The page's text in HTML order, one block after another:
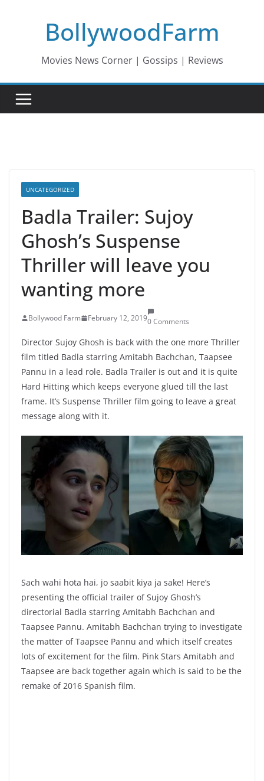
BollywoodFarm
Movies News Corner | Gossips | Reviews
UNCATEGORIZED
Badla Trailer: Sujoy
Ghosh’s Suspense
Thriller will leave you
wanting more
Bollywood Farm February 12, 20190 Comments
Director Sujoy Ghosh is back with the one more Thriller
film titled Badla starring Amitabh Bachchan, Taapsee
Pannu in a lead role. Badla Trailer is out and it is quite
Hard Hitting which keeps everyone glued till the last
frame. It’s Suspense Thriller film going to leave a great
message along with it.
Sach wahi hota hai, jo saabit kiya ja sake! Here’s
presenting the official trailer of Sujoy Ghosh’s
directorial Badla starring Amitabh Bachchan and
Taapsee Pannu. Amitabh Bachchan trying to investigate
the matter of Taapsee Pannu and which itself creates
lots of excitement for the film. Pink Stars Amitabh and
Taapsee are back together again which is said to be the
remake of 2016 Spanish film.